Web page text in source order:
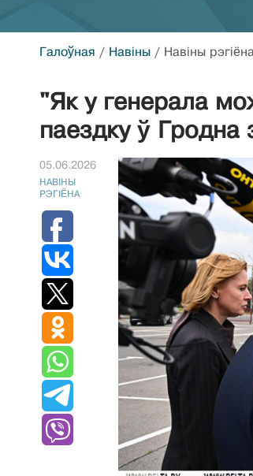
Галоўная / Навiны / Навiны
"Як у генерала
паездку ў
05.06.2026
НАВIНЫ
РЭГIЁНА